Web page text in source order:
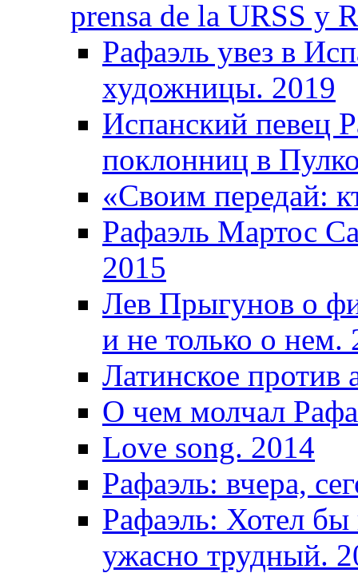
prensa de la URSS y
Рафаэль увез в
художницы. 2019
Испанский певец
поклонниц в
«Своим передай:
Рафаэль Мартос
2015
Лев Прыгунов о
и не только о нем.
Латинское против
О чем молчал
Love song. 2014
Рафаэль: вчера,
Рафаэль: Хотел
ужасно трудный.